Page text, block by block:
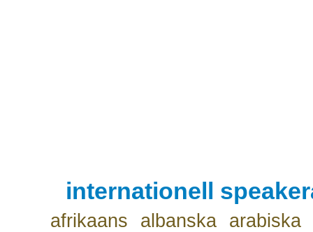
internationell
afrikaans albanska
arabiska